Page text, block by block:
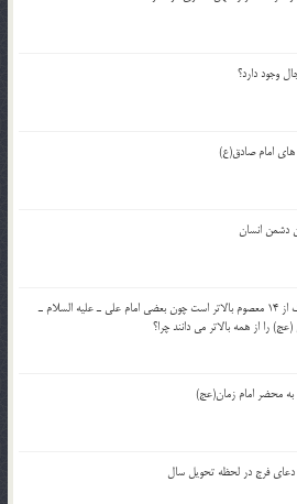
وجود دارد؟
امام صادق(ع)
دشمن انسان
مقام و درجه كدام يك از 14 معصوم بالاتر است چون بعضي امام علي ـ عليه السلام ـ
را از همه بالاتر مي دانند چرا؟
محضر امام زمان(عج)
فرج در لحظه تحویل سال